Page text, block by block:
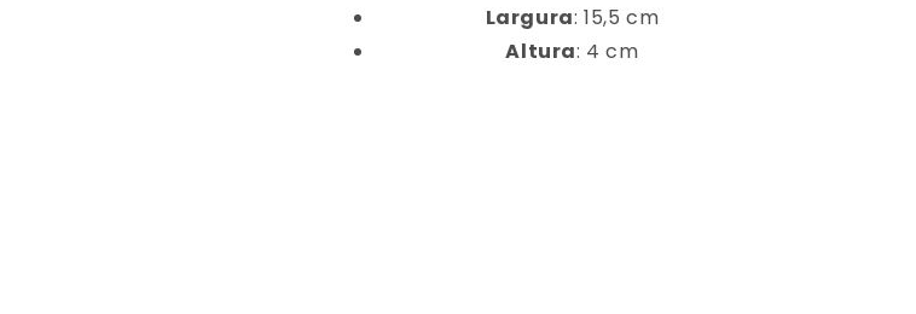
Largura: 15,5 cm
Altura: 4 cm